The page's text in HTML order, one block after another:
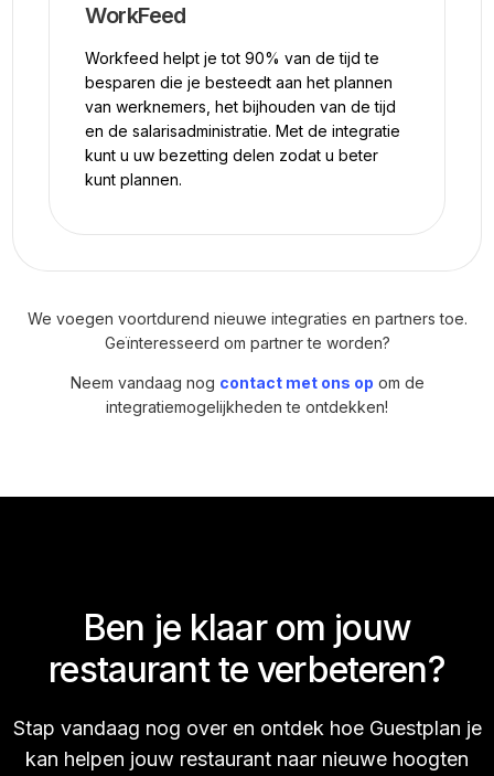
WorkFeed
Workfeed helpt je tot 90% van de tijd te
besparen die je besteedt aan het plannen
van werknemers, het bijhouden van de tijd
en de salarisadministratie. Met de integratie
kunt u uw bezetting delen zodat u beter
kunt plannen.
We voegen voortdurend nieuwe integraties en partners toe.
Geïnteresseerd om partner te worden?
Neem vandaag nog contact met ons op om de
integratiemogelijkheden te ontdekken!
Ben je klaar om jouw
restaurant te verbeteren?
Stap vandaag nog over en ontdek hoe Guestplan je
kan helpen jouw restaurant naar nieuwe hoogten